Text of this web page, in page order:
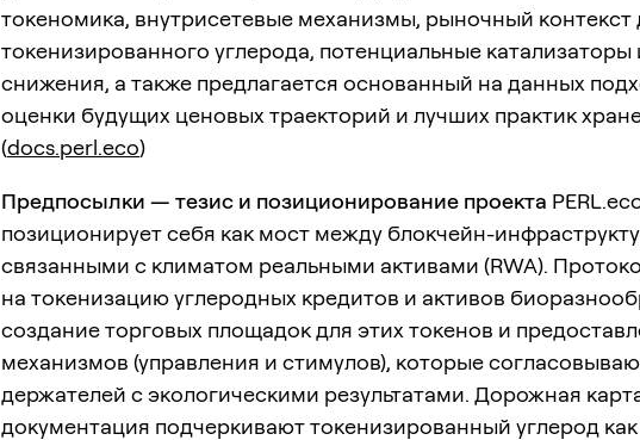
токеномика, внутрисетевые механизмы, рыночный контекст
токенизированного углерода, потенциальные катализаторы
снижения, а также предлагается основанный на данных
оценки будущих ценовых траекторий и лучших практик
(docs.perl.eco)
Предпосылки — тезис и позиционирование проекта
позиционирует себя как мост между блокчейн-
связанными с климатом реальными активами (RWA).
на токенизацию углеродных кредитов и активов
создание торговых площадок для этих токенов и
механизмов (управления и стимулов), которые
держателей с экологическими результатами. Дорожная
документация подчеркивают токенизированный углерод как